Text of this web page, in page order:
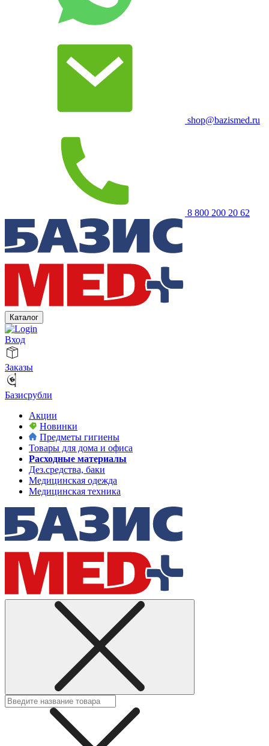
shop@bazismed.ru
8 800 200 20 62
Каталог
Вход
Заказы
Базисрубли
Акции
Новинки
Предметы гигиены
Товары для дома и офиса
Расходные материалы
Дез.средства, баки
Медицинская одежда
Медицинская техника